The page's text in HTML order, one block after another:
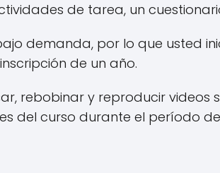
de tarea, un
demanda, por lo que usted
de un año.
rebobinar y reproducir videos
del curso durante el período